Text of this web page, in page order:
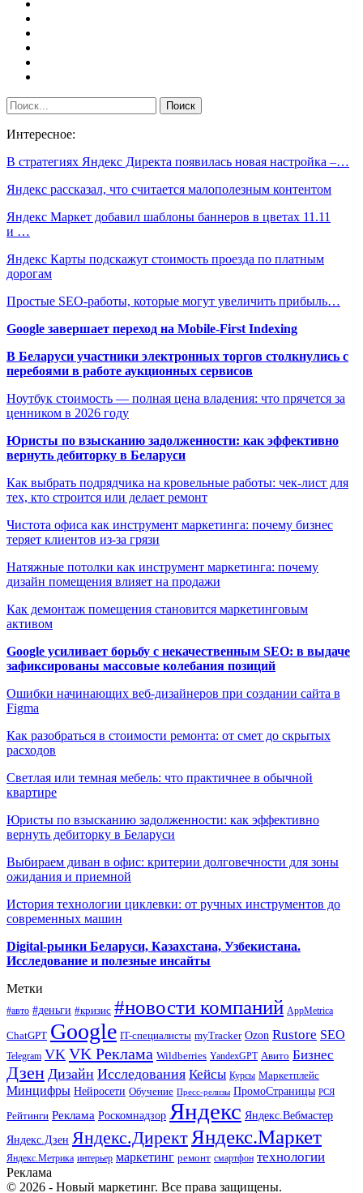
Интересное:
В стратегиях Яндекс Директа появилась новая настройка –…
Яндекс рассказал, что считается малополезным контентом
Яндекс Маркет добавил шаблоны баннеров в цветах 11.11
и …
Яндекс Карты подскажут стоимость проезда по платным
дорогам
Простые SEO-работы, которые могут увеличить прибыль…
Google завершает переход на Mobile-First Indexing
В Беларуси участники электронных торгов столкнулись с
перебоями в работе аукционных сервисов
Ноутбук стоимость — полная цена владения: что прячется за
ценником в 2026 году
Юристы по взысканию задолженности: как эффективно
вернуть дебиторку в Беларуси
Как выбрать подрядчика на кровельные работы: чек-лист для
тех, кто строится или делает ремонт
Чистота офиса как инструмент маркетинга: почему бизнес
теряет клиентов из-за грязи
Натяжные потолки как инструмент маркетинга: почему
дизайн помещения влияет на продажи
Как демонтаж помещения становится маркетинговым
активом
Google усиливает борьбу с некачественным SEO: в выдаче
зафиксированы массовые колебания позиций
Ошибки начинающих веб-дизайнеров при создании сайта в
Figma
Как разобраться в стоимости ремонта: от смет до скрытых
расходов
Светлая или темная мебель: что практичнее в обычной
квартире
Юристы по взысканию задолженности: как эффективно
вернуть дебиторку в Беларуси
Выбираем диван в офис: критерии долговечности для зоны
ожидания и приемной
История технологии циклевки: от ручных инструментов до
современных машин
Digital-рынки Беларуси, Казахстана, Узбекистана.
Исследование и полезные инсайты
Метки
#авто #деньги #кризис #новости компаний AppMetrica
ChatGPT Google IT-специалисты myTracker Ozon Rustore SEO
Telegram VK VK Реклама Wildberries YandexGPT Авито Бизнес
Дзен Дизайн Исследования Кейсы Курсы Маркетплейс
Минцифры Нейросети Обучение Пресс-релизы ПромоСтраницы РСЯ
Рейтинги Реклама Роскомнадзор Яндекс Яндекс.Вебмастер
Яндекс.Дзен Яндекс.ДиректЯндекс.Маркет
Яндекс.Метрика интерьер маркетинг ремонт смартфон технологии
Реклама
© 2026 - Новый маркетинг. Все права защищены.